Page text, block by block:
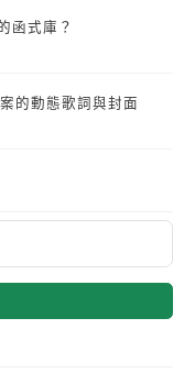
函式庫？
的動態歌詞與封面